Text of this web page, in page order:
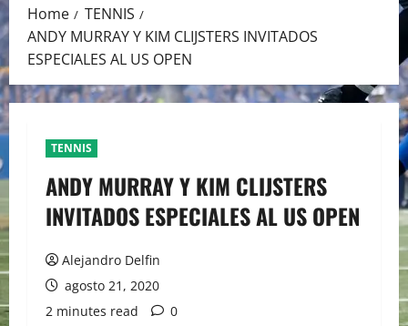
Home
TENNIS
ANDY MURRAY Y KIM CLIJSTERS INVITADOS
ESPECIALES AL US OPEN
TENNIS
ANDY MURRAY Y KIM CLIJSTERS
INVITADOS ESPECIALES AL US OPEN
Alejandro Delfin
agosto 21, 2020
2 minutes read
0